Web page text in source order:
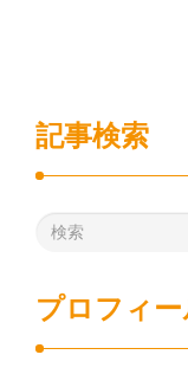
記事検索
プロフィ